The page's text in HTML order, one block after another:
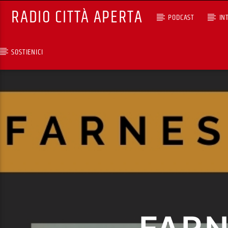
RADIO CITTÀ APERTA PODCAST
SOSTIENICI
SELEZIONI MUSICALI